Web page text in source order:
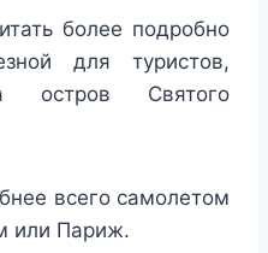
более подробно
для туристов,
остров Святого
всего самолетом
или Париж.